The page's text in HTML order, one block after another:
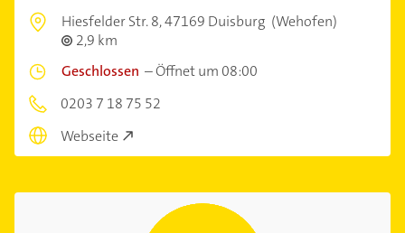
Hiesfelder Str. 8,47169 Duisburg (Wehofen)
2,9 km
Geschlossen –Öffnet um 08:00
0203 7 18 75 52
Webseite